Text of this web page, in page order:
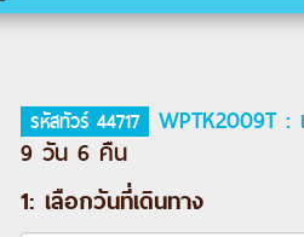
รหัสทัวร์ 44717
WPTK2009T
9 วัน 6 คืน
1: เลือกวันที่เดินทาง